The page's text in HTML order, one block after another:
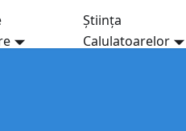
Știința
Calulatoarelor